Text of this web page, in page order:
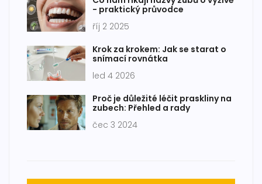
- praktický průvodce
říj 2 2025
Krok za krokem: Jak se starat o
snímací rovnátka
led 4 2026
Proč je důležité léčit praskliny na
zubech: Přehled a rady
čec 3 2024